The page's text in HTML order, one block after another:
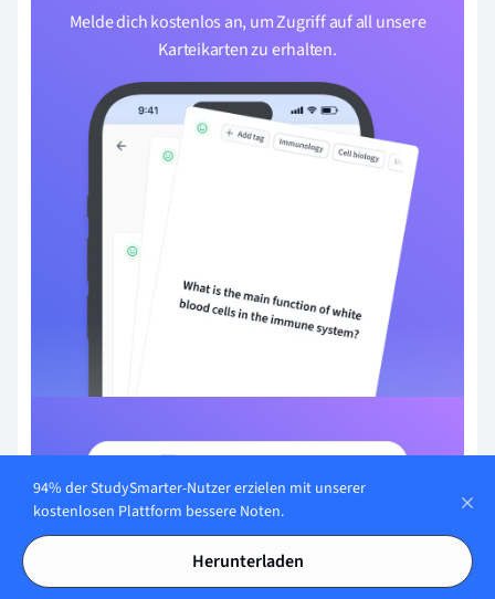
Melde dich kostenlos an, um Zugriff auf all unsere
Karteikarten zu erhalten.
Du hast bereits ein Konto?
94% der StudySmarter-Nutzer erzielen mit unserer
kostenlosen Plattform bessere Noten.
Herunterladen